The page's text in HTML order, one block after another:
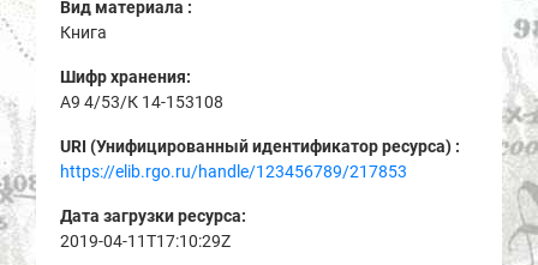
Вид материала :
Книга
Шифр хранения:
A9 4/53/К 14-153108
URI (Унифицированный идентификатор ресурса) :
https://elib.rgo.ru/handle/123456789/217853
Дата загрузки ресурса:
2019-04-11T17:10:29Z